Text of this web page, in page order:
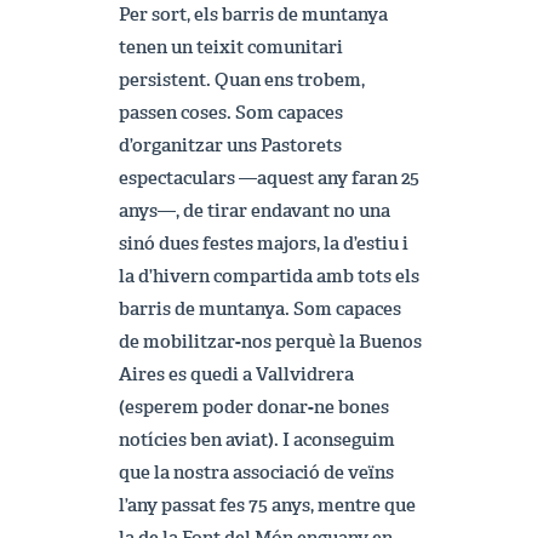
Per sort, els barris de muntanya
tenen un teixit comunitari
persistent. Quan ens trobem,
passen coses. Som capaces
d’organitzar uns Pastorets
espectaculars —aquest any faran 25
anys—, de tirar endavant no una
sinó dues festes majors, la d’estiu i
la d’hivern compartida amb tots els
barris de muntanya. Som capaces
de mobilitzar-nos perquè la Buenos
Aires es quedi a Vallvidrera
(esperem poder donar-ne bones
notícies ben aviat). I aconseguim
que la nostra associació de veïns
l’any passat fes 75 anys, mentre que